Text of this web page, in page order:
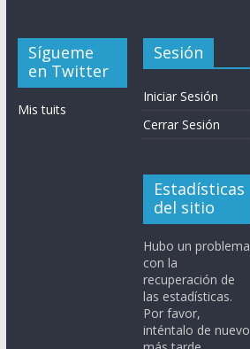
Sígueme
en Twitter
Mis tuits
Sesión
Iniciar Sesión
Cerrar Sesión
Estadísticas
del sitio
Hubo un problema
con la
recuperación de
las estadísticas.
Por favor,
inténtalo de nuevo